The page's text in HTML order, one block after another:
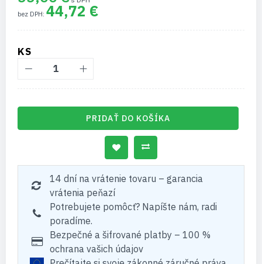
44,72 €
KS
PRIDAŤ DO KOŠÍKA
14 dní na vrátenie tovaru – garancia
vrátenia peňazí
Potrebujete pomôcť? Napíšte nám, radi
poradíme.
Bezpečné a šifrované platby – 100 %
ochrana vašich údajov